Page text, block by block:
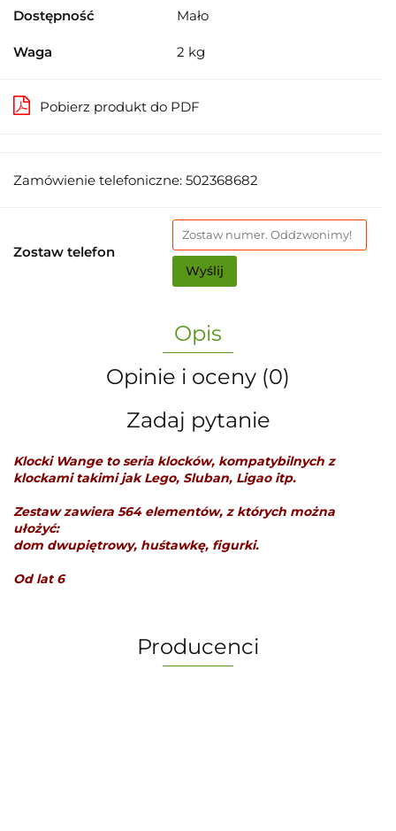
Dostępność Mało
Waga 2 kg
Pobierz produkt do PDF
Zamówienie telefoniczne: 502368682
Zostaw telefon
Wyślij
Opis
Opinie i oceny (0)
Zadaj pytanie
Klocki Wange to seria klocków, kompatybilnych z
klockami takimi jak Lego, Sluban, Ligao itp.
Zestaw zawiera 564 elementów, z których można
ułożyć:
dom dwupiętrowy, huśtawkę, figurki.
Od lat 6
Producenci